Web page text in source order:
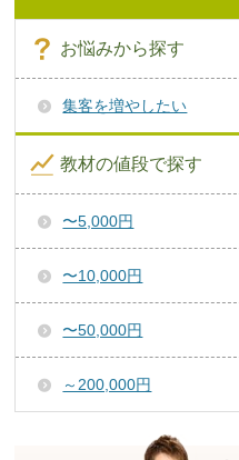
お悩みから探す
集客を増やしたい
教材の値段で探す
〜5,000円
〜10,000円
〜50,000円
～200,000円